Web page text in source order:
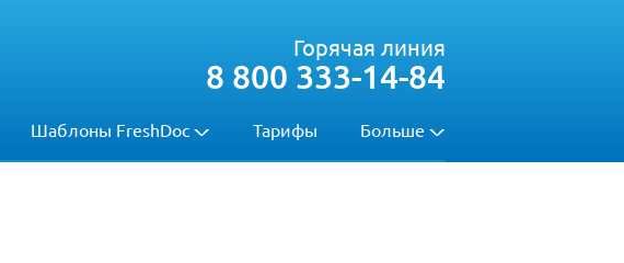
Шаблоны FreshDoc Тарифы Больше
Горячая линия
8 800 333-14-84